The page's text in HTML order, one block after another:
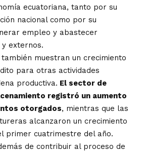
ecuatoriana, tanto por su
nacional como por su
empleo y abastecer
externos.
muestran un crecimiento
para otras actividades
productiva. El sector de
registró un aumento
otorgados, mientras que las
alcanzaron un crecimiento
primer cuatrimestre del año.
de contribuir al proceso de